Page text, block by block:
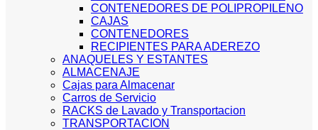
CONTENEDORES DE POLIPROPILENO
CAJAS
CONTENEDORES
RECIPIENTES PARA ADEREZO
ANAQUELES Y ESTANTES
ALMACENAJE
Cajas para Almacenar
Carros de Servicio
RACKS de Lavado y Transportacion
TRANSPORTACION